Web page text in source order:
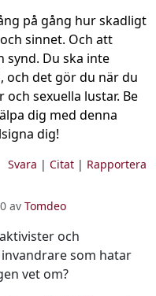
på gång hur skadligt
sinnet. Och att
synd. Du ska inte
och det gör du när du
sexuella lustar. Be
dig med denna
dig!
Svara | Citat| Rapportera
av Tomdeo
och
som hatar
vet om?